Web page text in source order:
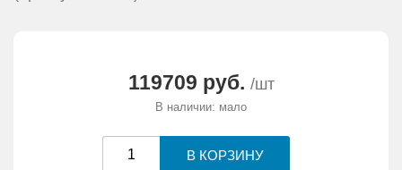
119709 руб. /шт
В наличии: мало